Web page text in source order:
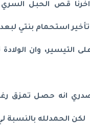
قص الحبل
استحمام بنتي لبعد ٢٤ ساعة من الولادة
التيسير، وان
انه حصل تمزق
لكن الحمدلله